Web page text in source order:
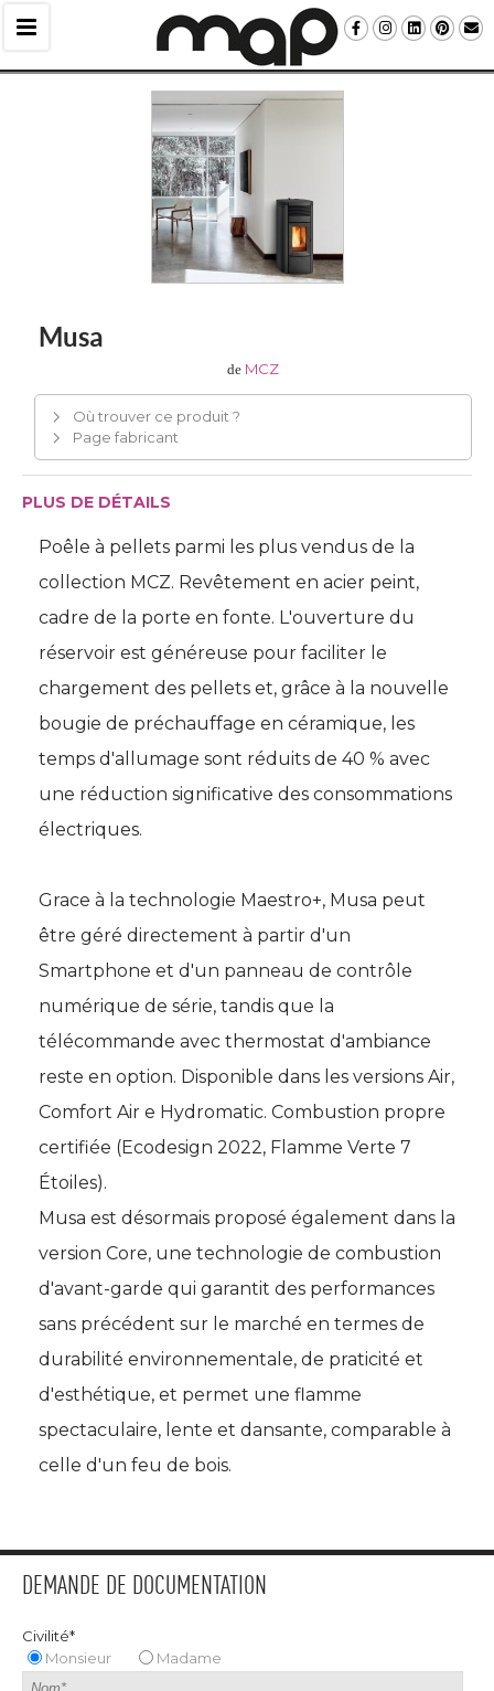
Musa
de MCZ
Où trouver ce produit ?
Page fabricant
PLUS DE DÉTAILS
Poêle à pellets parmi les plus vendus de la
collection MCZ. Revêtement en acier peint,
cadre de la porte en fonte. L'ouverture du
réservoir est généreuse pour faciliter le
chargement des pellets et, grâce à la nouvelle
bougie de préchauffage en céramique, les
temps d'allumage sont réduits de 40 % avec
une réduction significative des consommations
électriques.
Grace à la technologie Maestro+, Musa peut
être géré directement à partir d'un
Smartphone et d'un panneau de contrôle
numérique de série, tandis que la
télécommande avec thermostat d'ambiance
reste en option. Disponible dans les versions Air,
Comfort Air e Hydromatic. Combustion propre
certifiée (Ecodesign 2022, Flamme Verte 7
Étoiles).
Musa est désormais proposé également dans la
version Core, une technologie de combustion
d'avant-garde qui garantit des performances
sans précédent sur le marché en termes de
durabilité environnementale, de praticité et
d'esthétique, et permet une flamme
spectaculaire, lente et dansante, comparable à
celle d'un feu de bois.
DEMANDE DE DOCUMENTATION
Civilité*
Monsieur
Madame